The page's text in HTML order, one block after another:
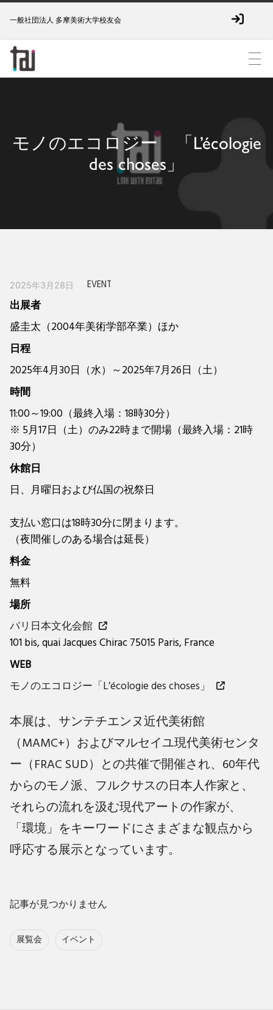
一般社団法人 多摩美術大学校友会
モノのエコロジー 「L’écologie
des choses」
2025年3月28日 EVENT
出展者
盛圭太（2004年美術学部卒業）ほか
日程
2025年4月30日（水）～2025年7月26日（土）
時間
11:00～19:00（最終入場：18時30分）
※ 5月17日（土）のみ22時まで開場（最終入場：21時
30分）
休館日
日、月曜日および仏国の祝祭日
支払い窓口は18時30分に閉まります。
（夜間催しのある場合は延長）
料金
無料
場所
パリ日本文化会館
101 bis, quai Jacques Chirac 75015 Paris, France
WEB
モノのエコロジー「L’écologie des choses」
本展は、サンテチエンヌ近代美術館
（MAMC+）およびマルセイユ現代美術センタ
ー（FRAC SUD）との共催で開催され、60年代
からのモノ派、フルクサスの日本人作家と、
それらの流れを汲む現代アートの作家が、
「環境」をキーワードにさまざまな観点から
呼応する展示となっています。
記事が見つかりません
展覧会 イベント